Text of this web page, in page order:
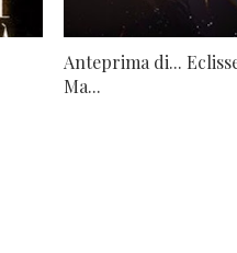
Anteprima di...
Ma...